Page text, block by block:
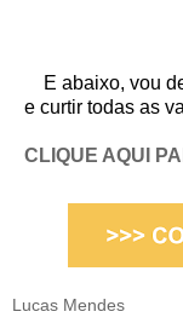
E abaixo, vou
e curtir todas as
CLIQUE AQUI
Lucas Mendes